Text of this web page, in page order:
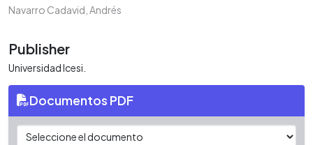
Navarro Cadavid, Andrés
Publisher
Universidad Icesi.
Documentos PDF